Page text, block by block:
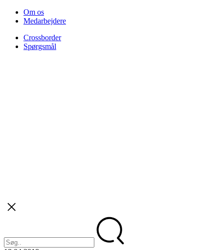
Om os
Medarbejdere
Crossborder
Spørgsmål